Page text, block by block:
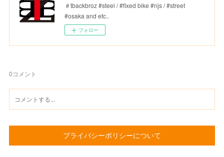
＃tbackbroz #steel / #fixed bike #njs / #street
#osaka and etc..
フォロー
0コメント
プライバシーポリシーについて